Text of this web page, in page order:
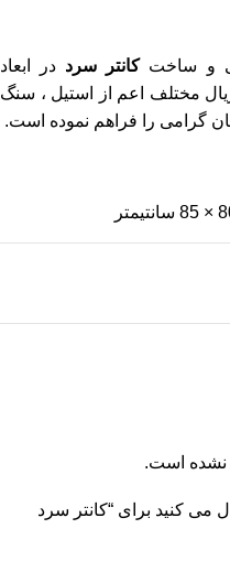
و ساختکانتر سرد در ابعاد
مختلف اعم از استیل ، سنگ
گرامی را فراهم نموده است.
نشده است.
می کنید برای “کانتر سرد